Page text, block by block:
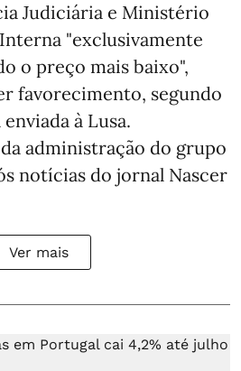
Judiciária e Ministério
"exclusivamente
o preço mais baixo",
favorecimento, segundo
à Lusa.
administração do grupo
notícias do jornal Nascer
Ver mais